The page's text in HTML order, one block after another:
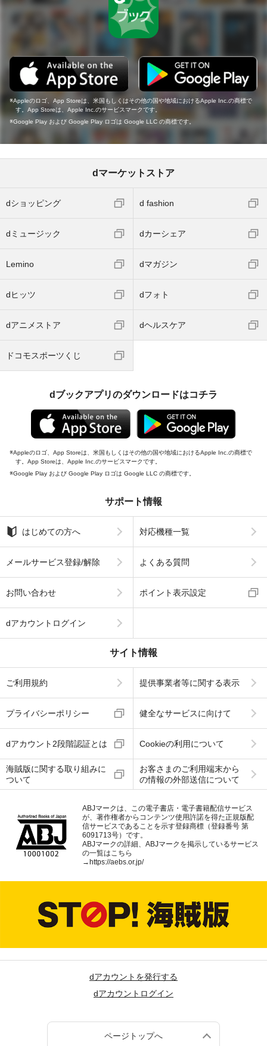
Appleのロゴ、App Storeは、米国もしくはその他の国や地域におけるApple Inc.の商標で
す。App Storeは、Apple Inc.のサービスマークです。
Google Play および Google Play ロゴは Google LLC の商標です。
dマーケットストア
dショッピング d fashion
dミュージック dカーシェア
Lemino dマガジン
dヒッツ dフォト
dアニメストア dヘルスケア
ドコモスポーツくじ
dブックアプリのダウンロードはコチラ
Appleのロゴ、App Storeは、米国もしくはその他の国や地域におけるApple Inc.の商標で
す。App Storeは、Apple Inc.のサービスマークです。
Google Play および Google Play ロゴは Google LLC の商標です。
サポート情報
はじめての方へ 対応機種一覧
メールサービス登録/解除 よくある質問
お問い合わせ ポイント表示設定
dアカウントログイン
サイト情報
ご利用規約 提供事業者等に関する表示
プライバシーポリシー 健全なサービスに向けて
dアカウント2段階認証とは Cookieの利用について
海賊版に関する取り組みに
ついて
お客さまのご利用端末から
の情報の外部送信について
ABJマークは、この電子書店・電子書籍配信サービス
が、著作権者からコンテンツ使用許諾を得た正規版配
信サービスであることを示す登録商標（登録番号 第
6091713号）です。
ABJマークの詳細、ABJマークを掲示しているサービス
の一覧はこちら
→ https://aebs.or.jp/
dアカウントを発行する
dアカウントログイン
ページトップへ